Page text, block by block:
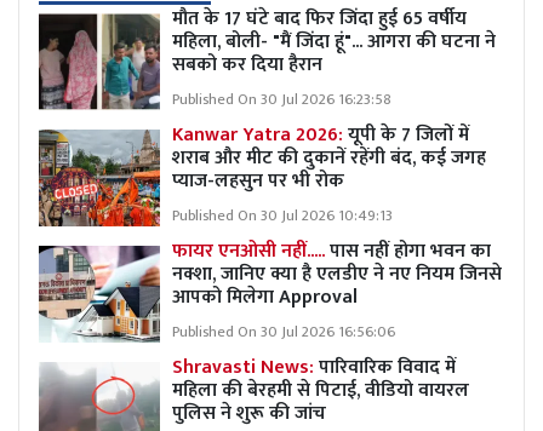
मौत के 17 घंटे बाद फिर जिंदा हुई 65 वर्षीय
महिला, बोली- "मैं जिंदा हूं"... आगरा की घटना ने
सबको कर दिया हैरान
Published On 30 Jul 2026 16:23:58
Kanwar Yatra 2026:यूपी के 7 जिलों में
शराब और मीट की दुकानें रहेंगी बंद, कई जगह
प्याज-लहसुन पर भी रोक
Published On 30 Jul 2026 10:49:13
फायर एनओसी नहीं.....पास नहीं होगा भवन का
नक्शा, जानिए क्या है एलडीए ने नए नियम जिनसे
आपको मिलेगा Approval
Published On 30 Jul 2026 16:56:06
Shravasti News:पारिवारिक विवाद में
महिला की बेरहमी से पिटाई, वीडियो वायरल
पुलिस ने शुरू की जांच